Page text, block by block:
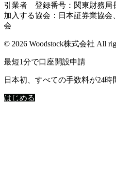
引業者 登録番号：関東財務局
加入する協会：日本証券業協
会
© 2026 Woodstock株式会社 All
最短1分で口座開設申請
日本初、すべての手数料が24時
はじめる